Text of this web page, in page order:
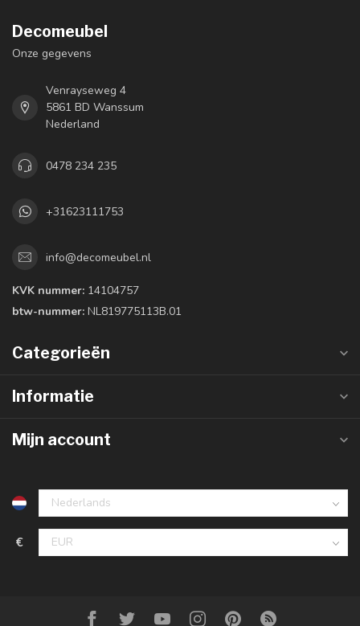
Decomeubel
Onze gegevens
Venrayseweg 4
5861 BD Wanssum
Nederland
0478 234 235
+31623111753
info@decomeubel.nl
KVK nummer: 14104757
btw-nummer: NL819775113B.01
Categorieën
Informatie
Mijn account
€